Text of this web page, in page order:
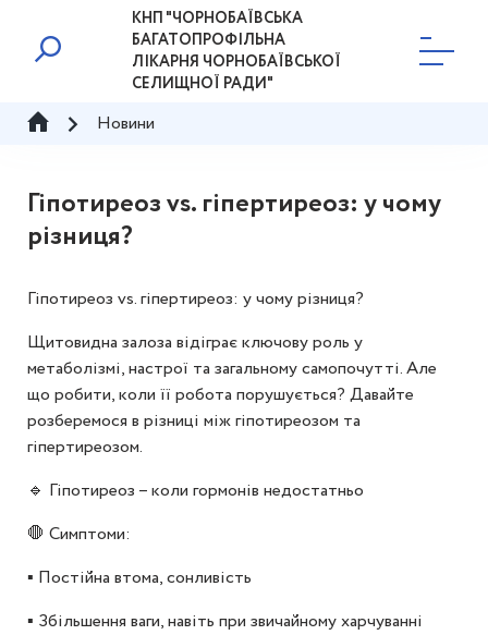
КНП "ЧОРНОБАЇВСЬКА
БАГАТОПРОФІЛЬНА
ЛІКАРНЯ ЧОРНОБАЇВСЬКОЇ
СЕЛИЩНОЇ РАДИ"
Новини
Гіпотиреоз vs. гіпертиреоз: у чому
різниця?
Гіпотиреоз vs. гіпертиреоз: у чому різниця?
Щитовидна залоза відіграє ключову роль у
метаболізмі, настрої та загальному самопочутті. Але
що робити, коли її робота порушується? Давайте
розберемося в різниці між гіпотиреозом та
гіпертиреозом.
🔹 Гіпотиреоз – коли гормонів недостатньо
🛑 Симптоми:
▪️ Постійна втома, сонливість
▪️ Збільшення ваги, навіть при звичайному харчуванні